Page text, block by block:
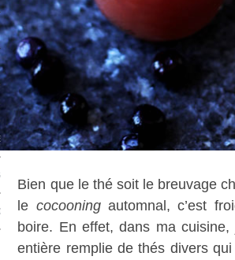
Bien que le thé soit le breuvage
le cocooningautomnal, c’est
boire. En effet, dans ma cuisine,
entière remplie de thés divers qui